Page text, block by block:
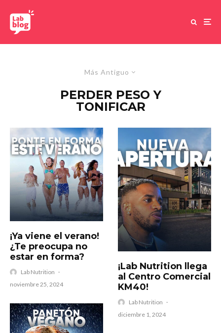
Más Antiguo
PERDER PESO Y
TONIFICAR
¡Ya viene el verano!
¿Te preocupa no
estar en forma?
Lab Nutrition ·
noviembre 25, 2024
¡Lab Nutrition llega
al Centro Comercial
KM40!
Lab Nutrition ·
diciembre 1, 2024